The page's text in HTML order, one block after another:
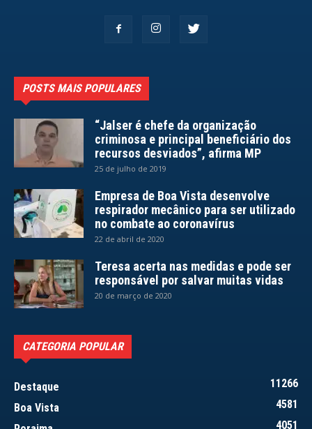
POSTS MAIS POPULARES
“Jalser é chefe da organização
criminosa e principal beneficiário dos
recursos desviados”, afirma MP
25 de julho de 2019
Empresa de Boa Vista desenvolve
respirador mecânico para ser utilizado
no combate ao coronavírus
22 de abril de 2020
Teresa acerta nas medidas e pode ser
responsável por salvar muitas vidas
20 de março de 2020
CATEGORIA POPULAR
Destaque
11266
Boa Vista
4581
4051